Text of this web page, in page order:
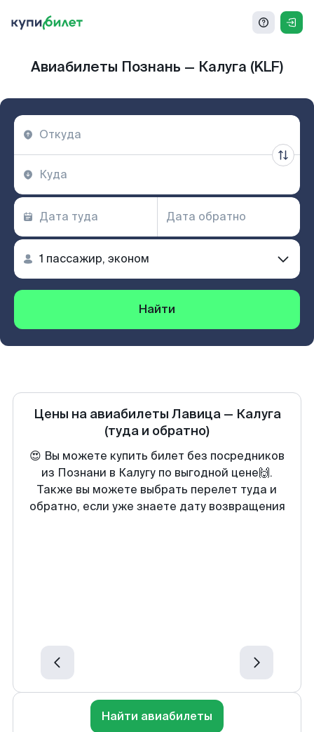
Авиабилеты Познань — Калуга (KLF)
Найти
Цены на авиабилеты Лавица— Калуга
(туда и обратно)
😍 Вы можете купить билет без посредников
из Познани в Калугу по выгодной цене🙌.
Также вы можете выбрать перелет туда и
обратно, если уже знаете дату возвращения
Найти авиабилеты